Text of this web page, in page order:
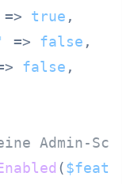
=> true ,
=> false ,
false ,
Admin-
(